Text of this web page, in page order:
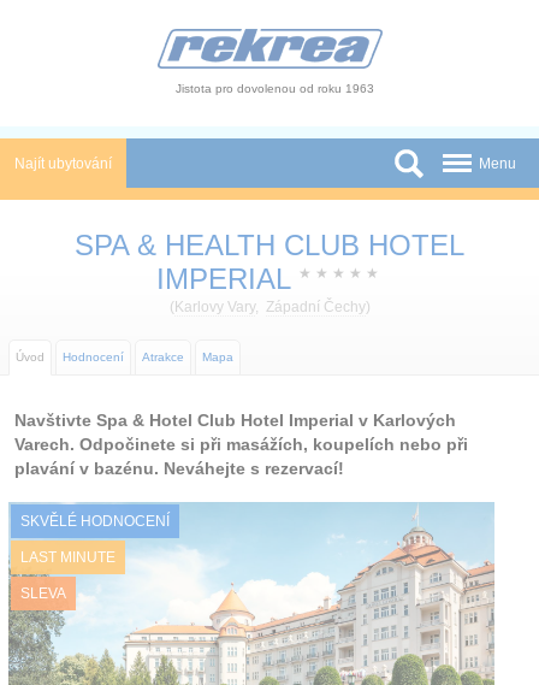
Jistota pro dovolenou od roku 1963
Najít ubytování
Novinky
Atrakce
O nás
Kontakt
Menu
SPA & HEALTH CLUB HOTEL
IMPERIAL
★ ★ ★ ★ ★
( Karlovy Vary, Západní Čechy)
Úvod Hodnocení Atrakce Mapa
Navštivte Spa & Hotel Club Hotel Imperial v Karlových
Varech. Odpočinete si při masážích, koupelích nebo při
plavání v bazénu. Neváhejte s rezervací!
SKVĚLÉ HODNOCENÍ
LAST MINUTE
SLEVA